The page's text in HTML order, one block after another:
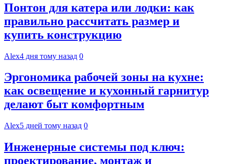
Понтон для катера или лодки: как
правильно рассчитать размер и
купить конструкцию
Alex4 дня тому назад 0
Эргономика рабочей зоны на кухне:
как освещение и кухонный гарнитур
делают быт комфортным
Alex5 дней тому назад 0
Инженерные системы под ключ:
проектирование, монтаж и